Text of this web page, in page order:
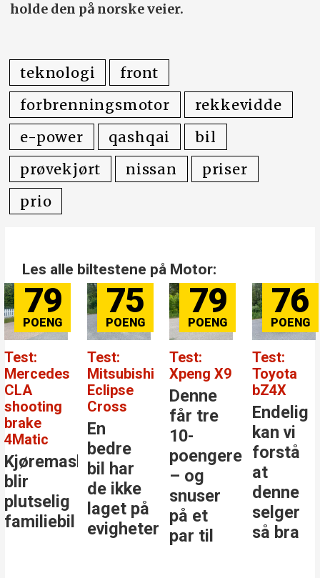
holde den på norske veier.
teknologi
front
forbrenningsmotor
rekkevidde
e-power
qashqai
bil
prøvekjørt
nissan
priser
prio
Les alle biltestene på Motor:
79
Test:
Xpeng X9
Denne
får tre
10-
poengere
– og
snuser
på et
76
Test:
Toyota
bZ4X
Endelig
kan vi
forstå
at
denne
selger
så bra
84
Test:
Mercedes-
Benz GLC
Den
største
stjernen
i
klassen
81
Test:
Atto EVO
Kanskje
er dette
årets
beste
bilkjøp